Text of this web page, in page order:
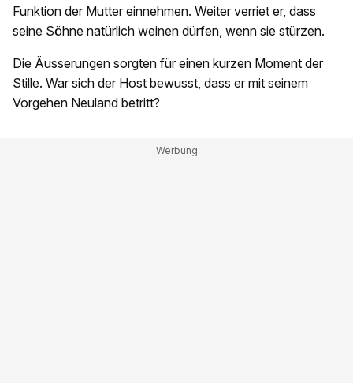
Funktion der Mutter einnehmen. Weiter verriet er, dass
seine Söhne natürlich weinen dürfen, wenn sie stürzen.
Die Äusserungen sorgten für einen kurzen Moment der
Stille. War sich der Host bewusst, dass er mit seinem
Vorgehen Neuland betritt?